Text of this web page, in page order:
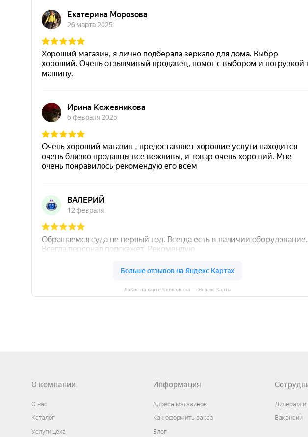
ЛоКос на карте Челябинска — Яндекс Карты
О компании
О нас
Каталог
Услуги цеха
Информация
Адреса магазинов
Как оформить заказ
Блог
Дилерам и
Вакансии